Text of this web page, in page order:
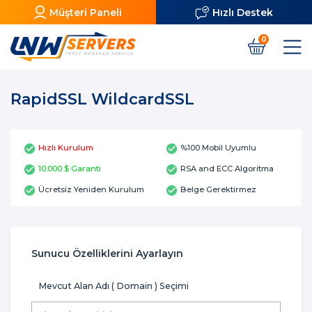
Müşteri Paneli Hızlı Destek
0
RapidSSL WildcardSSL
Hızlı Kurulum %100 Mobil Uyumlu
10.000 $ Garanti RSA and ECC Algoritma
Ücretsiz Yeniden Kurulum Belge Gerektirmez
Sunucu Özelliklerini Ayarlayın
Mevcut Alan Adı ( Domain ) Seçimi